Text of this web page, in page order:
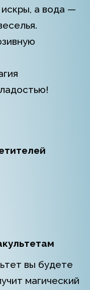
искры, а вода —
вы будете
магический